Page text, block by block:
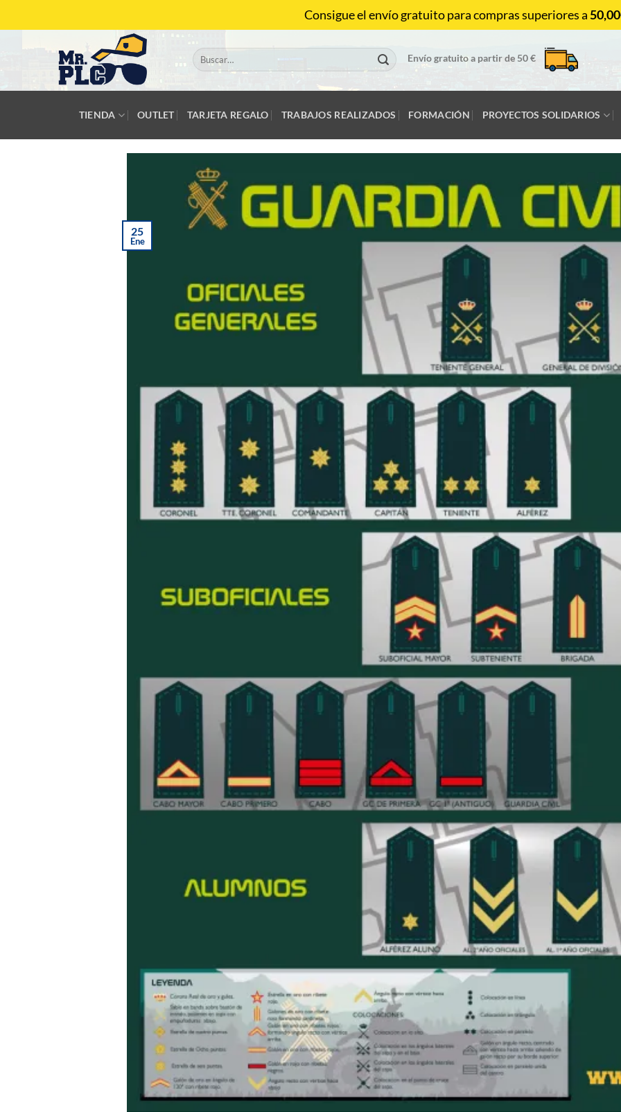
Buscar
por:
Envío gratuito a partir de 50 €
TIENDA OUTLET TARJETA REGALO TRABAJOS REALIZADOS FORMACIÓN PROYECTOS SOLIDARIOS
25
Ene
Consigue el envío gratuito para compras superiores a50,00